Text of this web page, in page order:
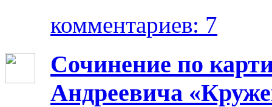
комментариев: 7
Сочинение по
Андреевича